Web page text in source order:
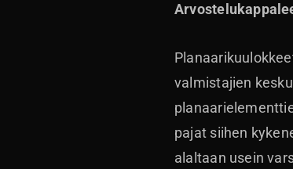
valmistajien
pajat siihen
alaltaan usein